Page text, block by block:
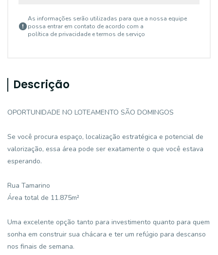
As informações serão utilizadas para que a nossa equipe
possa entrar em contato de acordo com a
política de privacidade e termos de serviço
Descrição
OPORTUNIDADE NO LOTEAMENTO SÃO DOMINGOS
Se você procura espaço, localização estratégica e potencial de
valorização, essa área pode ser exatamente o que você estava
esperando.
Rua Tamarino
Área total de 11.875m²
Uma excelente opção tanto para investimento quanto para quem
sonha em construir sua chácara e ter um refúgio para descanso
nos finais de semana.